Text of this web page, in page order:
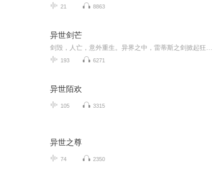
21 8863
异世剑芒
193 6271
异世陌欢
105 3315
异世之尊
74 2350